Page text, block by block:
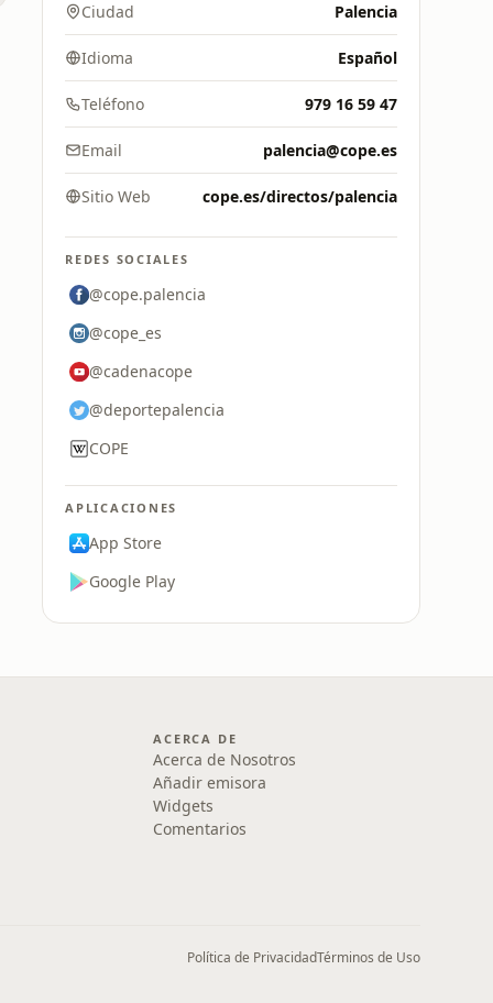
Ciudad Palencia
Idioma Español
Teléfono 979 16 59 47
Email palencia@cope.es
Sitio Web cope.es/directos/palencia
REDES SOCIALES
@cope.palencia
@cope_es
@cadenacope
@deportepalencia
COPE
APLICACIONES
App Store
Google Play
ACERCA DE
Acerca de Nosotros
Añadir emisora
Widgets
Comentarios
Política de PrivacidadTérminos de Uso